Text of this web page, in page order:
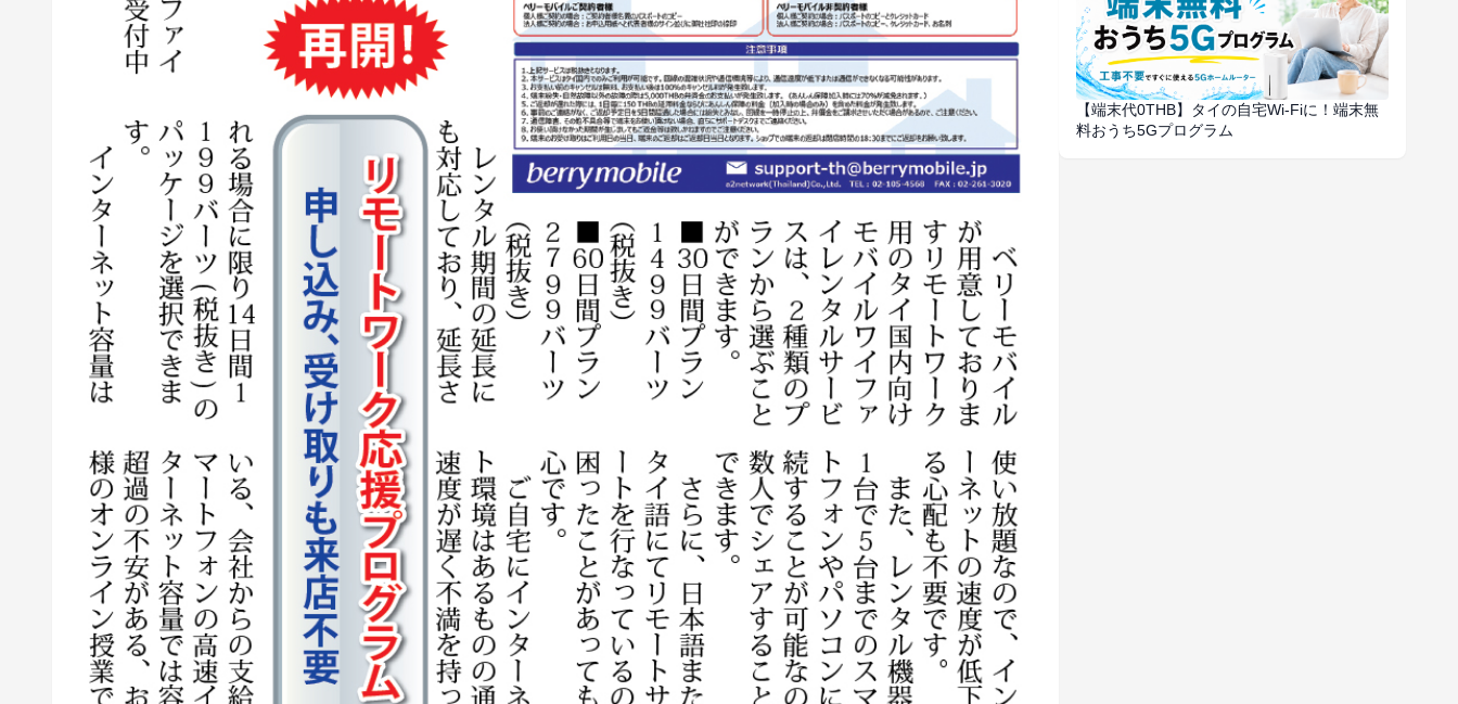
【端末代0THB】タイの自宅Wi-Fiに！端末無
料おうち5Gプログラム